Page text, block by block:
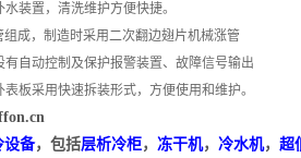
装置，清洗维护方便快捷。
成，制造时采用二次翻边翅片机械涨管
自动控制及保护报警装置、故障信号输出
板采用快速拆装形式，方便使用和维护。
设备，包括层析冷柜， 冻干机， 冷水机， 超